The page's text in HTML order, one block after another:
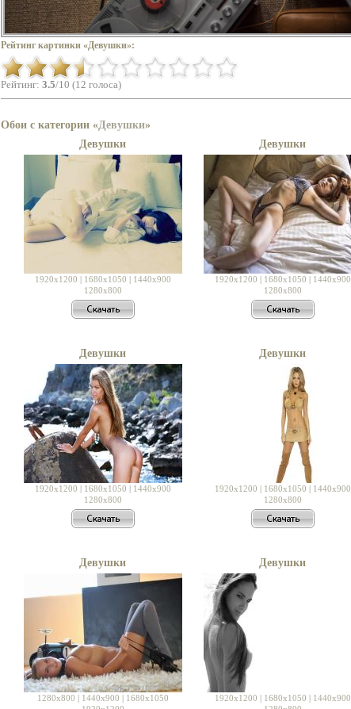
Рейтинг картинки «Девушки»:
Рейтинг: 3.5/10 (12 голоса)
Обои с категории «Девушки»
Девушки
1920x1200 | 1680x1050 | 1440x900
1280x800
Девушки
1920x1200 | 1680x1050 | 1440x900
1280x800
Девушки
1920x1200 | 1680x1050 | 1440x900
1280x800
Девушки
1920x1200 | 1680x1050 | 1440x900
1280x800
Девушки
1280x800 | 1440x900 | 1680x1050
Девушки
1920x1200 | 1680x1050 | 1440x900